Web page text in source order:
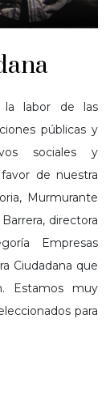
la labor de las
públicas y
sociales y
de nuestra
Murmurante
directora
Empresas
Ciudadana que
Estamos muy
para